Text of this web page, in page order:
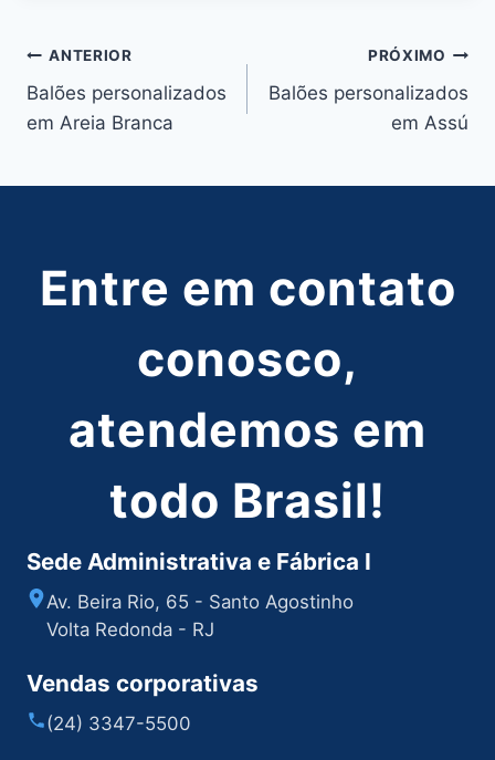
Navegação
de
ANTERIOR
Balões personalizados
em Areia Branca
PRÓXIMO
Balões personalizados
em Assú
Entre em contato
conosco,
atendemos em
todo Brasil!
Sede Administrativa e Fábrica I
Av. Beira Rio, 65 - Santo Agostinho
Volta Redonda - RJ
Vendas corporativas
(24) 3347-5500